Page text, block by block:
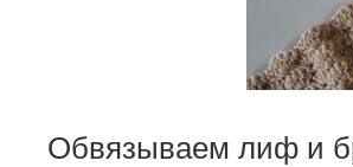
Обвязываем лиф и